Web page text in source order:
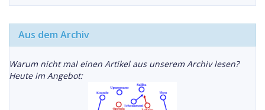
Aus dem Archiv
Warum nicht mal einen Artikel aus unserem Archiv lesen?
Heute im Angebot: